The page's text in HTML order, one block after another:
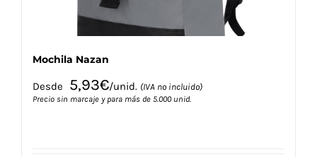
Mochila Nazan
Desde 5,93€/unid. (IVA no incluido)
Precio sin marcaje y para más de 5.000 unid.